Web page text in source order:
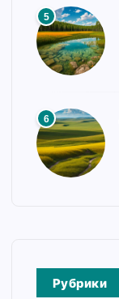
5
6
Рубрики